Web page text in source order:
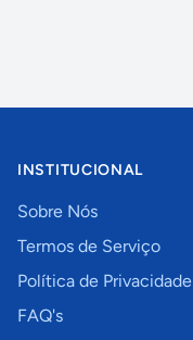
INSTITUCIONAL
Sobre Nós
Termos de Serviço
Política de Privacidade
FAQ's